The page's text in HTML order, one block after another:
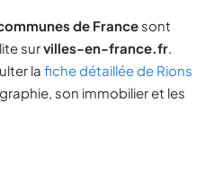
de France sont
survilles-en-france.fr.
la fiche détaillée de Rions
son immobilier et les